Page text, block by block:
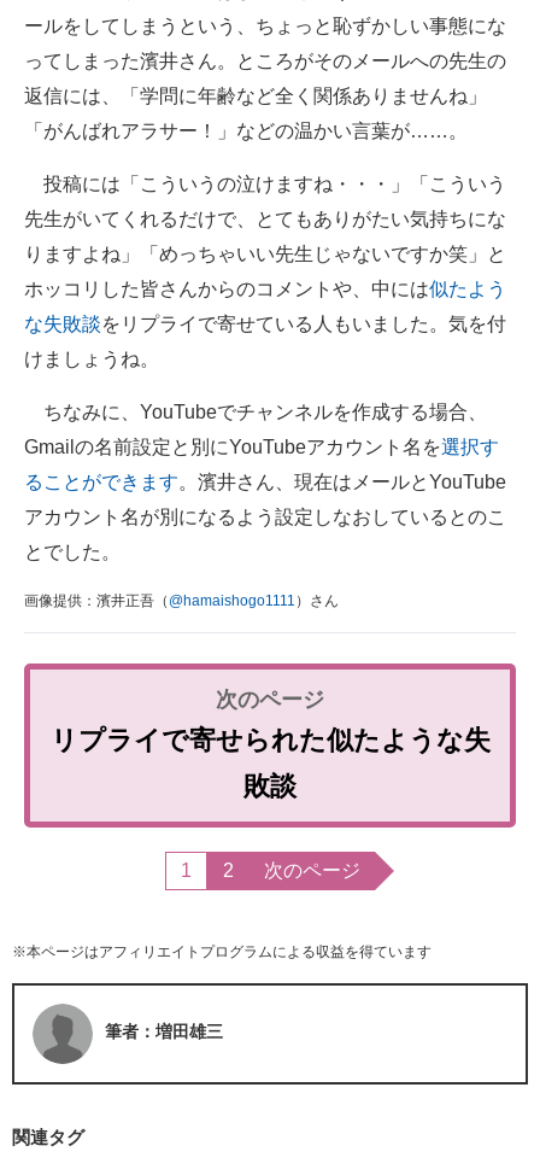
エネルギーの専門メディア
建設×テクノロジーの最前線
ちょっと気になるネットの話題
ールをしてしまうという、ちょっと恥ずかしい事態にな
ってしまった濱井さん。ところがそのメールへの先生の
返信には、「学問に年齢など全く関係ありませんね」
「がんばれアラサー！」などの温かい言葉が……。
投稿には「こういうの泣けますね・・・」「こういう
先生がいてくれるだけで、とてもありがたい気持ちにな
りますよね」「めっちゃいい先生じゃないですか笑」と
ホッコリした皆さんからのコメントや、中には似たよう
な失敗談をリプライで寄せている人もいました。気を付
けましょうね。
ちなみに、YouTubeでチャンネルを作成する場合、
Gmailの名前設定と別にYouTubeアカウント名を選択す
ることができます。濱井さん、現在はメールとYouTube
アカウント名が別になるよう設定しなおしているとのこ
とでした。
画像提供：濱井正吾（ @hamaishogo1111 ）さん
リプライで寄せられた似たような失
敗談
1 2 次のページ
※本ページはアフィリエイトプログラムによる収益を得ています
筆者：増田雄三
関連タグ